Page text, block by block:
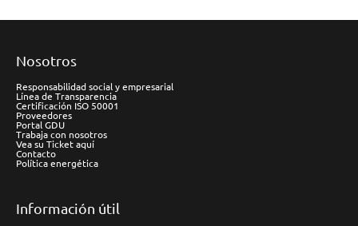
Nosotros
Responsabilidad social y empresarial
Línea de Transparencia
Certificación ISO 50001
Proveedores
Portal GDU
Trabaja con nosotros
Vea su Ticket aquí
Contacto
Política energética
Información útil